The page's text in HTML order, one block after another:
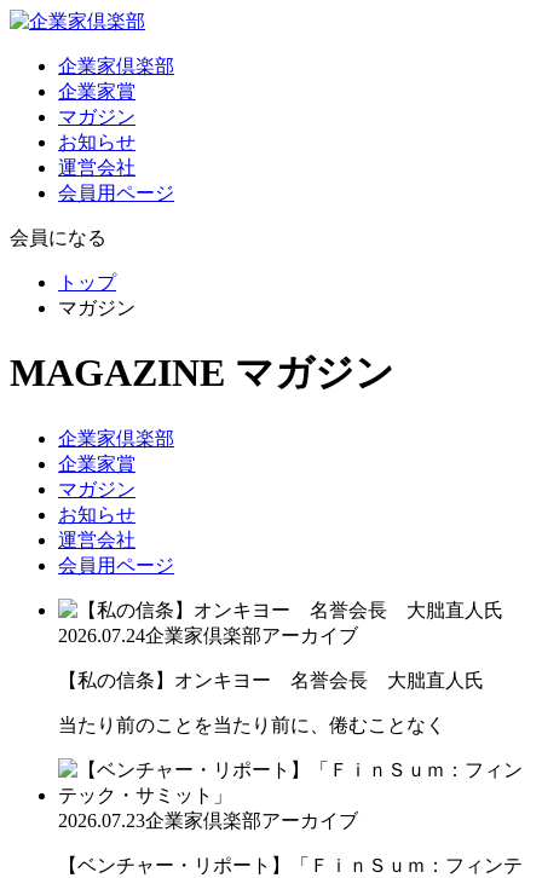
企業家倶楽部
企業家賞
マガジン
お知らせ
運営会社
会員用ページ
会員になる
トップ
マガジン
MAGAZINE マガジン
企業家倶楽部
企業家賞
マガジン
お知らせ
運営会社
会員用ページ
2026.07.24企業家倶楽部アーカイブ
【私の信条】オンキヨー 名誉会長 大朏直人氏
当たり前のことを当たり前に、倦むことなく
2026.07.23企業家倶楽部アーカイブ
【ベンチャー・リポート】「ＦｉｎＳｕｍ：フィンテ